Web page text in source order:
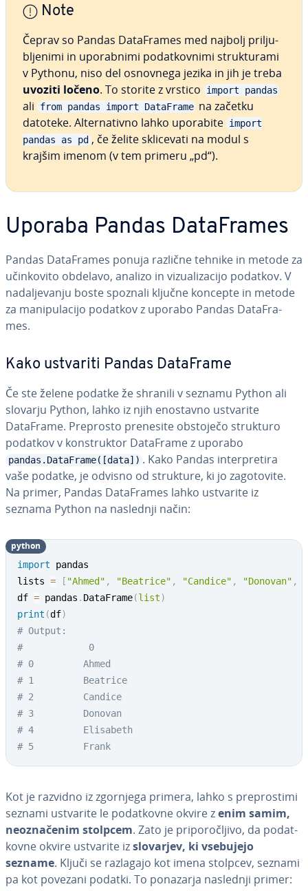
Note
Čeprav so Pandas Da­ta­Fra­mes med najbolj pri­lju­
blje­ni­mi in upo­rab­ni­mi po­dat­kov­ni­mi struk­tu­ra­mi
v Pythonu, niso del osnovnega jezika in jih je treba
uvoziti ločeno. To storite z vrstico import pandas
ali from pandas import DataFrame na začetku
datoteke. Al­ter­na­tiv­no lahko uporabite import
pandas as pd , če želite skli­ce­va­ti na modul s
krajšim imenom (v tem primeru „pd“).
Uporaba Pandas Da­ta­Fra­mes
Pandas Da­ta­Fra­mes ponuja različne tehnike in metode za
učin­ko­vi­to obdelavo, analizo in vi­zu­a­li­za­ci­jo podatkov. V
na­da­lje­va­nju boste spoznali ključne koncepte in metode
za ma­ni­pu­la­ci­jo podatkov z uporabo Pandas Da­ta­Fra­
mes.
Kako ustvariti Pandas DataFrame
Če ste želene podatke že shranili v seznamu Python ali
slovarju Python, lahko iz njih enostavno ustvarite
DataFrame. Preprosto prenesite obstoječo strukturo
podatkov v kon­struk­tor DataFrame z uporabo
pandas.DataFrame([data]) . Kako Pandas in­ter­pre­ti­ra
vaše podatke, je odvisno od strukture, ki jo za­go­to­vi­te.
Na primer, Pandas Da­ta­Fra­mes lahko ustvarite iz
seznama Python na naslednji način:
import pandas
lists = [ "Ahmed" , "Beatrice" , "Candice" , "Donovan" ,
df = pandas . DataFrame(list)
print (df)
# Output:
#            0
# 0     	Ahmed
# 1      	Beatrice
# 2     	Candice
# 3    		Donovan
# 4  	  	Elisabeth
# 5  		Frank
python
Kot je razvidno iz zgornjega primera, lahko s pre­pro­sti­mi
seznami ustvarite le po­dat­kov­ne okvire zenim samim,
ne­oz­na­če­nim stolpcem. Zato je pri­po­ro­člji­vo, da po­dat­
kov­ne okvire ustvarite izslovarjev, ki vsebujejo
sezname. Ključi se razlagajo kot imena stolpcev, seznami
pa kot povezani podatki. To ponazarja naslednji primer: